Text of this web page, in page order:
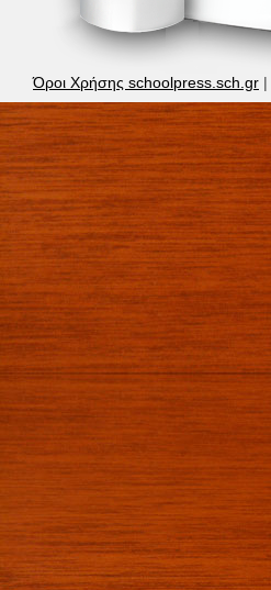
Όροι Χρήσης schoolpress.sch.gr |